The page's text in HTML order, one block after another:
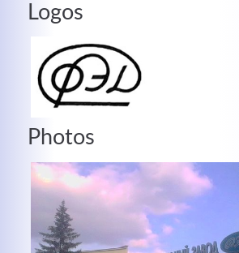
Logos
Photos
Good Service
Lorem ipsum dolor sit amet,
elit. Aenean commodo ligula